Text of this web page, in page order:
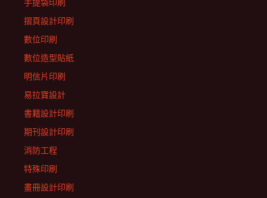
手提袋印刷
摺頁設計印刷
數位印刷
數位造型貼紙
明信片印刷
易拉寶設計
書籍設計印刷
期刊設計印刷
消防工程
特殊印刷
畫冊設計印刷